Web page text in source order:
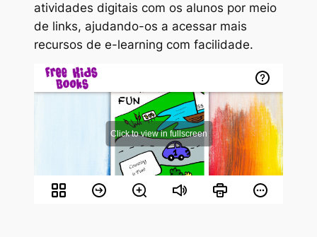
atividades digitais com os alunos por meio
de links, ajudando-os a acessar mais
recursos de e-learning com facilidade.